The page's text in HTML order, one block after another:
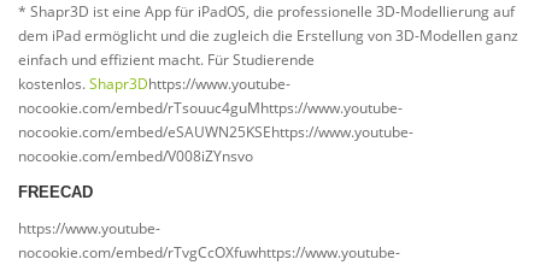
* Shapr3D ist eine App für iPadOS, die professionelle 3D-Modellierung auf
dem iPad ermöglicht und die zugleich die Erstellung von 3D-Modellen ganz
einfach und effizient macht. Für Studierende
kostenlos.Shapr3Dhttps://www.youtube-
nocookie.com/embed/rTsouuc4guMhttps://www.youtube-
nocookie.com/embed/eSAUWN25KSEhttps://www.youtube-
nocookie.com/embed/V008iZYnsvo
FREECAD
https://www.youtube-
nocookie.com/embed/rTvgCcOXfuwhttps://www.youtube-